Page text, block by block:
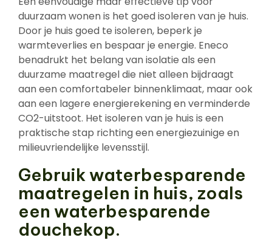
duurzaam wonen is het goed isoleren van je huis.
Door je huis goed te isoleren, beperk je
warmteverlies en bespaar je energie. Eneco
benadrukt het belang van isolatie als een
duurzame maatregel die niet alleen bijdraagt
aan een comfortabeler binnenklimaat, maar ook
aan een lagere energierekening en verminderde
CO2-uitstoot. Het isoleren van je huis is een
praktische stap richting een energiezuinige en
milieuvriendelijke levensstijl.
Gebruik waterbesparende
maatregelen in huis, zoals
een waterbesparende
douchekop.